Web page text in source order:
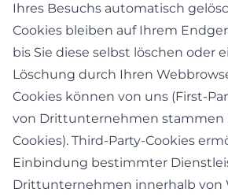
Ihres Besuchs automatisch
Cookies bleiben auf Ihrem
bis Sie diese selbst löschen oder
Löschung durch Ihren
Cookies können von uns (First-
von Drittunternehmen stammen
Cookies). Third-Party-Cookies
Einbindung bestimmter
Drittunternehmen innerhalb von